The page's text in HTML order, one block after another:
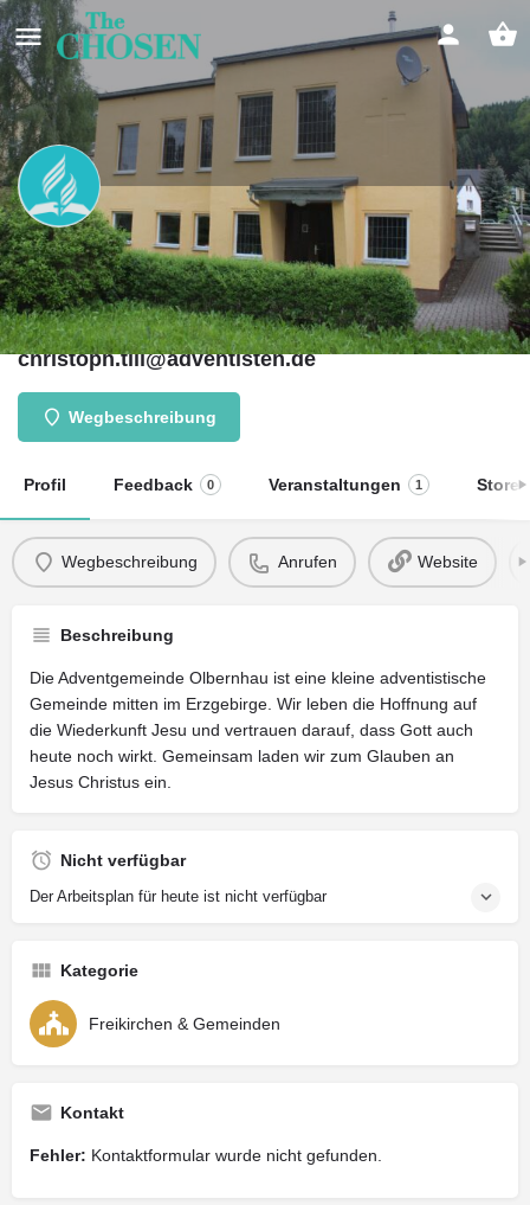
Adventgemeinde Olbernhau
Die "Mut für Morgen"-Kirche
Kontakt
christoph.till@adventisten.de
Wegbeschreibung
Profil Feedback 0 Veranstaltungen 1 Store
Wegbeschreibung Anrufen Website
Beschreibung
Die Adventgemeinde Olbernhau ist eine kleine adventistische
Gemeinde mitten im Erzgebirge. Wir leben die Hoffnung auf
die Wiederkunft Jesu und vertrauen darauf, dass Gott auch
heute noch wirkt. Gemeinsam laden wir zum Glauben an
Jesus Christus ein.
Nicht verfügbar
Der Arbeitsplan für heute ist nicht verfügbar
Kategorie
Freikirchen & Gemeinden
Kontakt
Fehler: Kontaktformular wurde nicht gefunden.